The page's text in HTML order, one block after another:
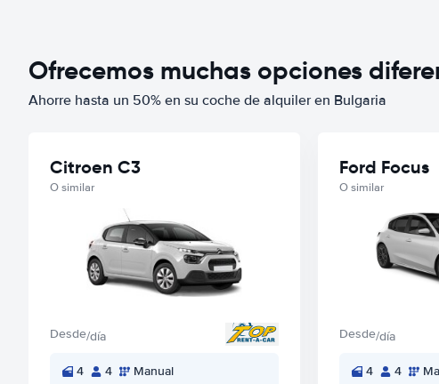
Ofrecemos muchas opciones
Ahorre hasta un 50% en su coche de alquiler en Bulgaria
Citroen C3
O similar
Desde/día
4 4 Manual
Ford Focus
O similar
Desde/día
4 4